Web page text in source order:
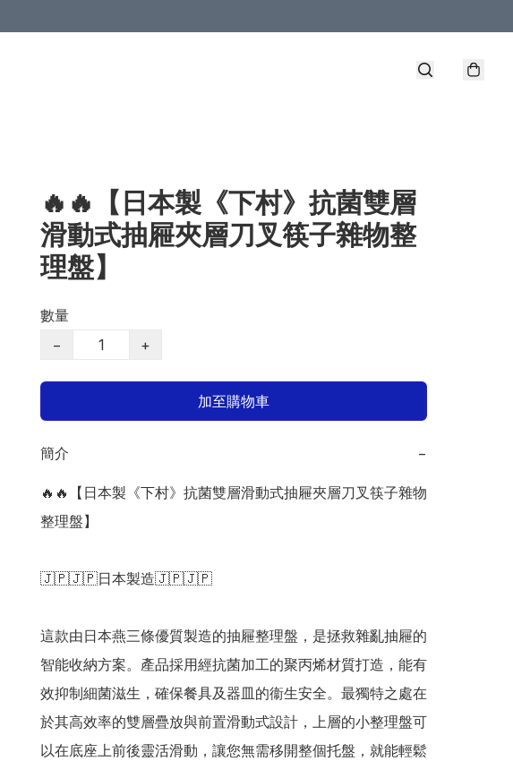
🔥🔥【日本製《下村》抗菌雙層
滑動式抽屜夾層刀叉筷子雜物整
理盤】
數量
−
+
加至購物車
簡介 −
🔥🔥【日本製《下村》抗菌雙層滑動式抽屜夾層刀叉筷子雜物
整理盤】
🇯🇵🇯🇵日本製造🇯🇵🇯🇵
這款由日本燕三條優質製造的抽屜整理盤，是拯救雜亂抽屜的
智能收納方案。產品採用經抗菌加工的聚丙烯材質打造，能有
效抑制細菌滋生，確保餐具及器皿的衞生安全。最獨特之處在
於其高效率的雙層疊放與前置滑動式設計，上層的小整理盤可
以在底座上前後靈活滑動，讓您無需移開整個托盤，就能輕鬆